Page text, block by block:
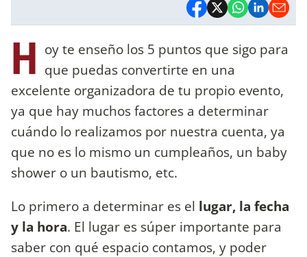
H oy te enseño los 5 puntos que sigo para
que puedas convertirte en una
excelente organizadora de tu propio evento,
ya que hay muchos factores a determinar
cuándo lo realizamos por nuestra cuenta, ya
que no es lo mismo un cumpleaños, un baby
shower o un bautismo, etc.
Lo primero a determinar es el lugar, la fecha
y la hora. El lugar es súper importante para
saber con qué espacio contamos, y poder